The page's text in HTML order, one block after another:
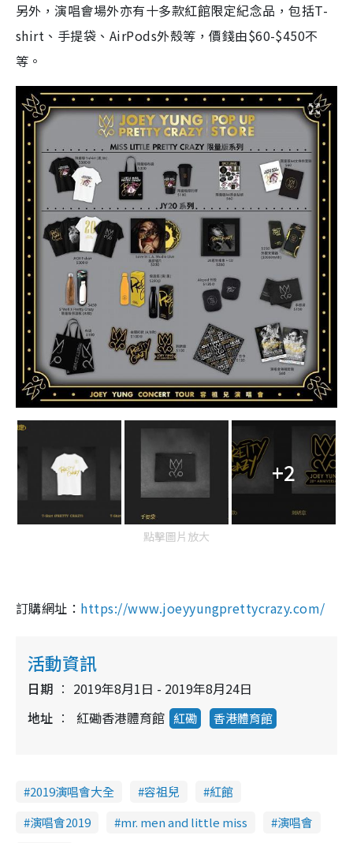
另外，演唱會場外亦有十多款紅館限定紀念品，包括T-
shirt 、手提袋、 AirPods外殼等，價錢由$60-$450不
等。
+2
點擊圖片放大
訂購網址： https://www.joeyyungprettycrazy.com/
活動資訊
日期
2019年8月1日 - 2019年8月24日
地址
紅磡香港體育館 紅磡 香港體育館
2019演唱會大全 容祖兒
紅館
演唱會2019
mr. men and little miss
演唱會